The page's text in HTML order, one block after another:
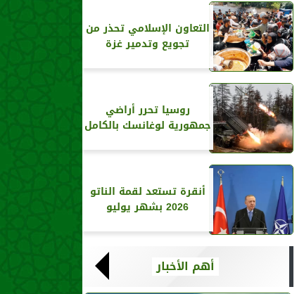
التعاون الإسلامي تحذر من
تجويع وتدمير غزة
روسيا تحرر أراضي
جمهورية لوغانسك بالكامل
أنقرة تستعد لقمة الناتو
2026 بشهر يوليو
أهم الأخبار